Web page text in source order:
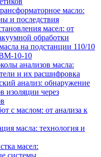
масло:
и последствия
масел: от
обработки
на подстанции 110/10
10-10
анализов масла:
и их расшифровка
анализ: обнаружение
изоляции через
с маслом: от анализа к
масла: технология и
масел:
системы